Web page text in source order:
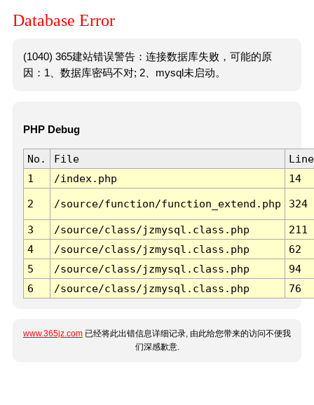
Database Error
(1040) 365建站错误警告：连接数据库失败，可能的原
因：1、数据库密码不对; 2、mysql未启动。
PHP Debug
No. File
Line
1
/index.php 14
2 /source/function/function_extend.php 324
3 /source/class/jzmysql.class.php
211
4
/source/class/jzmysql.class.php
62
5
/source/class/jzmysql.class.php
94
6
/source/class/jzmysql.class.php 76
www.365jz.com 已经将此出错信息详细记录, 由此给您带来的访问不便我
们深感歉意.